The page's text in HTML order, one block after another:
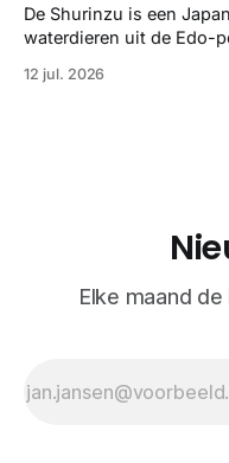
strikte wetenschap met
illustraties en
De Shurinzu is een
waterdieren uit de Edo-
bekend om verfijnde
12 jul. 2026
Elke maand